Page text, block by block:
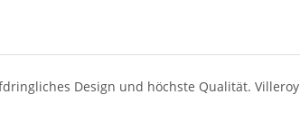
Design und höchste Qualität. Villeroy